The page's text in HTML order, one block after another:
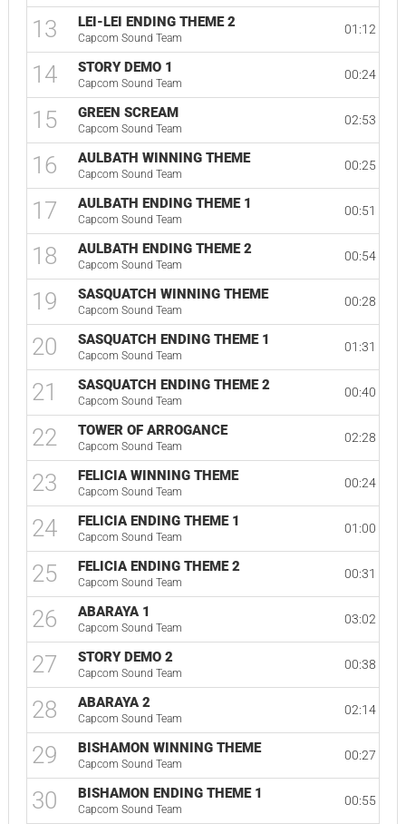
13 LEI-LEI ENDING THEME 2
Capcom Sound Team
01:12
14 STORY DEMO 1
Capcom Sound Team
00:24
15 GREEN SCREAM
Capcom Sound Team
02:53
16 AULBATH WINNING THEME
Capcom Sound Team
00:25
17 AULBATH ENDING THEME 1
Capcom Sound Team
00:51
18 AULBATH ENDING THEME 2
Capcom Sound Team
00:54
19 SASQUATCH WINNING THEME
Capcom Sound Team
00:28
20 SASQUATCH ENDING THEME 1
Capcom Sound Team
01:31
21 SASQUATCH ENDING THEME 2
Capcom Sound Team
00:40
22 TOWER OF ARROGANCE
Capcom Sound Team
02:28
23 FELICIA WINNING THEME
Capcom Sound Team
00:24
24 FELICIA ENDING THEME 1
Capcom Sound Team
01:00
25 FELICIA ENDING THEME 2
Capcom Sound Team
00:31
26 ABARAYA 1
Capcom Sound Team
03:02
27 STORY DEMO 2
Capcom Sound Team
00:38
28 ABARAYA 2
Capcom Sound Team
02:14
29 BISHAMON WINNING THEME
Capcom Sound Team
00:27
30 BISHAMON ENDING THEME 1
Capcom Sound Team
00:55